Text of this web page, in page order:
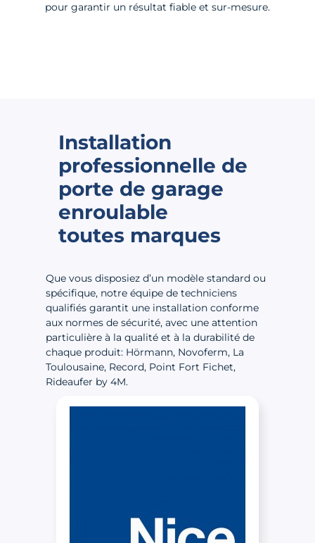
pour garantir un résultat fiable et sur-mesure.
Installation
professionnelle de
porte de garage
enroulable
toutes marques
Que vous disposiez d’un modèle standard ou
spécifique, notre équipe de techniciens
qualifiés garantit une installation conforme
aux normes de sécurité, avec une attention
particulière à la qualité et à la durabilité de
chaque produit: Hörmann, Novoferm, La
Toulousaine, Record, Point Fort Fichet,
Rideaufer by 4M.